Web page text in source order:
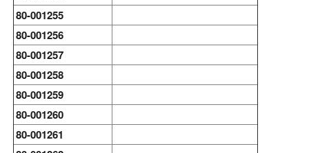
80-001255
80-001256
80-001257
80-001258
80-001259
80-001260
80-001261